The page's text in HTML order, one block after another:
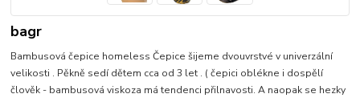
bagr
Bambusová čepice homeless Čepice šijeme dvouvrstvé v univerzální
velikosti . Pěkně sedí dětem cca od 3 let . ( čepici oblékne i dospělí
člověk - bambusová viskoza má tendenci přilnavosti. A naopak se hezky